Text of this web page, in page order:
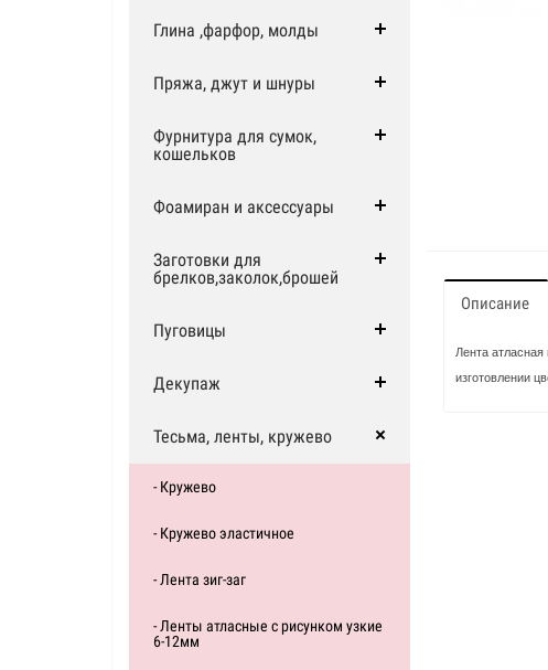
Глина ,фарфор, молды
Пряжа, джут и шнуры
Фурнитура для сумок,
кошельков
Фоамиран и аксессуары
Заготовки для
брелков,заколок,брошей
Пуговицы
Декупаж
Тесьма, ленты, кружево
- Кружево
- Кружево эластичное
- Лента зиг-заг
- Ленты атласные с рисунком узкие
6-12мм
Описание
Лента
изготовлении